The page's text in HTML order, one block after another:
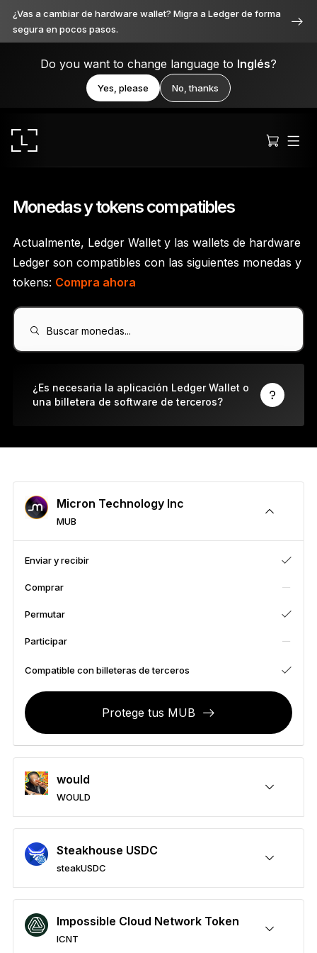
¿Vas a cambiar de hardware wallet? Migra a Ledger de forma
segura en pocos pasos.
Do you want to change language to Inglés?
Yes, please No, thanks
Premium desde cada ángulo
Ledger NanoGen5
Tan única como tú
Ver todas
Billeteras de hardware
Paquetes y packs
Accesorios
Soluciones de Recuperación
Ediciones limitadas
Ver todos los productos
Comparar signers Ledger
Monedas y tokens compatibles
Actualmente, Ledger Wallet y las wallets de hardware
Ledger son compatibles con las siguientes monedas y
tokens: Compra ahora
Buscar monedas...
¿Es necesaria la aplicación Ledger Wallet o
una billetera de software de terceros?
Micron Technology Inc
MUB
Enviar y recibir
Comprar
Permutar
Participar
Compatible con billeteras de terceros
Protege tus MUB
would
WOULD
Enviar y recibir
Comprar
Permutar
Participar
Compatible con billeteras de terceros
Protege tus WOULD
Steakhouse USDC
steakUSDC
Enviar y recibir
Comprar
Permutar
Participar
Compatible con billeteras de terceros
Protege tus steakUSDC
Impossible Cloud Network Token
ICNT